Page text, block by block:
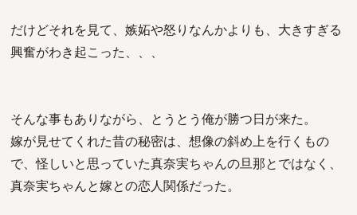
だけどそれを見て、嫉妬や怒りなんかよりも、大きすぎる
興奮がわき起こった、、、
そんな事もありながら、とうとう俺が勝つ日が来た。
嫁が見せてくれた昔の秘密は、想像の斜め上を行くもの
で、怪しいと思っていた真奈実ちゃんの旦那とではなく、
真奈実ちゃんと嫁との恋人関係だった。